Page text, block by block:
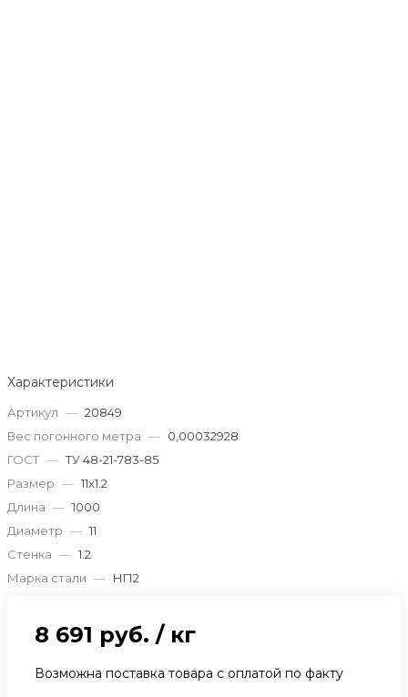
Характеристики
Артикул — 20849
Вес погонного метра — 0,00032928
ГОСТ — ТУ 48-21-783-85
Размер — 11х1.2
Длина — 1000
Диаметр — 11
Стенка — 1.2
Марка стали — НП2
8 691 руб. / кг
Возможна поставка товара с оплатой по факту